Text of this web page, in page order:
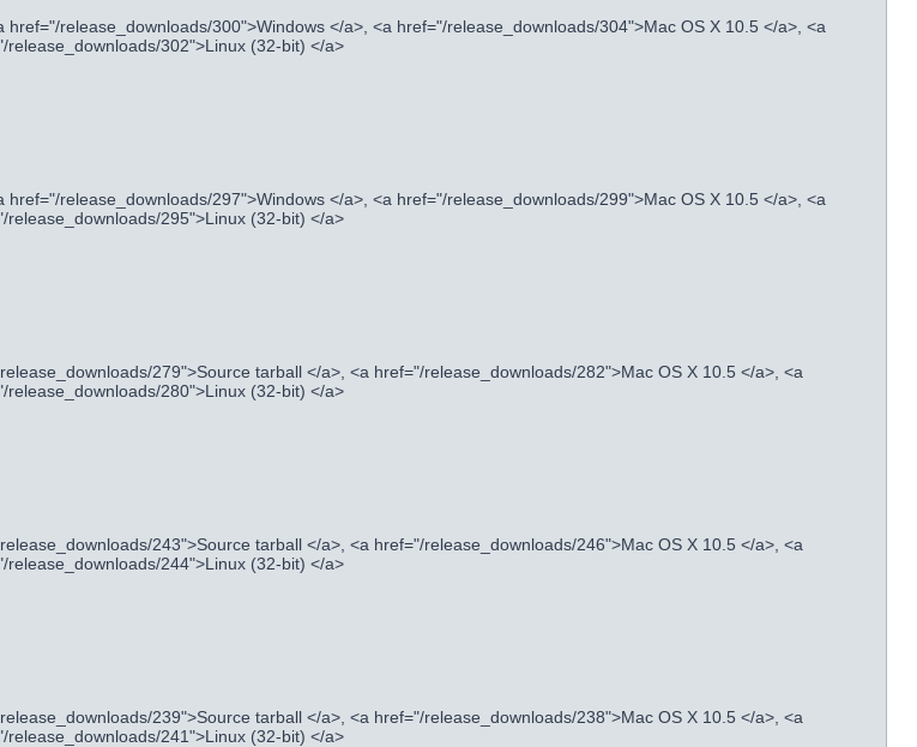
release_downloads/300">Windows </a>, <a href="/release_downloads/304">Mac OS X 10.5 </a>, <a
302">Linux (32-bit) </a>
release_downloads/297">Windows </a>, <a href="/release_downloads/299">Mac OS X 10.5 </a>, <a
295">Linux (32-bit) </a>
279">Source tarball </a>, <a href="/release_downloads/282">Mac OS X 10.5 </a>, <a
280">Linux (32-bit) </a>
243">Source tarball </a>, <a href="/release_downloads/246">Mac OS X 10.5 </a>, <a
244">Linux (32-bit) </a>
239">Source tarball </a>, <a href="/release_downloads/238">Mac OS X 10.5 </a>, <a
241">Linux (32-bit) </a>